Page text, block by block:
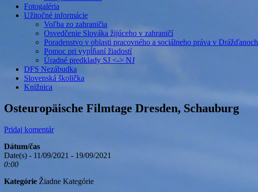
Fotogaléria
Užitočné informácie
Voľba zo zahraničia
Osvedčenie Slováka žijúceho v zahraničí
Poradenstvo v oblasti pracovného a sociálneho práva v Drážďanoch
Pomoc pri vypĺňaní žiadostí
Úradné predklady SJ <-> NJ
DFS Nezábudka
Slovenská školička
Knižnica
Osteuropäische Filmtage Dresden, Schauburg
Pridaj komentár
Dátum/čas
Date(s) - 11/09/2021 - 19/09/2021
0:00
Kategórie Žiadne Kategórie